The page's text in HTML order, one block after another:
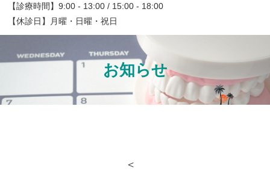
【診療時間】9:00 - 13:00 / 15:00 - 18:00
【休診日】
月曜・日曜・祝日
お知らせ
診療内容
＜